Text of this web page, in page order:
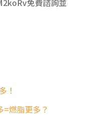
免費諮詢並
！
燃脂更多？